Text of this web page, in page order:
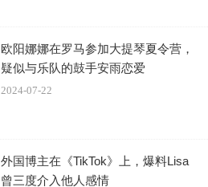
欧阳娜娜在罗马参加大提琴夏令营，
疑似与乐队的鼓手安雨恋爱
2024-07-22
外国博主在《TikTok》上，爆料Lisa
曾三度介入他人感情